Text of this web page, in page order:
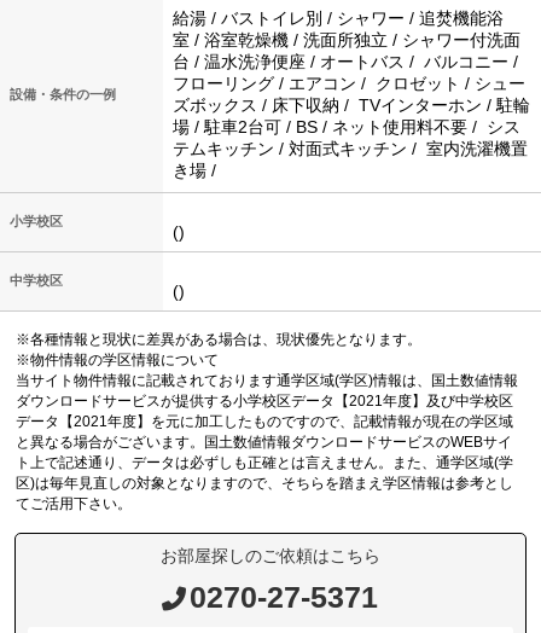
設備・条件の一例
給湯 / バストイレ別 / シャワー / 追焚機能浴
室 / 浴室乾燥機 / 洗面所独立 / シャワー付洗面
台 / 温水洗浄便座 / オートバス / バルコニー /
フローリング / エアコン / クロゼット / シュー
ズボックス / 床下収納 / TVインターホン / 駐輪
場 / 駐車2台可 / BS / ネット使用料不要 / シス
テムキッチン / 対面式キッチン / 室内洗濯機置
き場 /
小学校区
()
中学校区
()
※各種情報と現状に差異がある場合は、現状優先となります。
※物件情報の学区情報について
当サイト物件情報に記載されております通学区域(学区)情報は、国土数値情報
ダウンロードサービスが提供する小学校区データ【2021年度】及び中学校区
データ【2021年度】を元に加工したものですので、記載情報が現在の学区域
と異なる場合がございます。国土数値情報ダウンロードサービスのWEBサイ
ト上で記述通り、データは必ずしも正確とは言えません。また、通学区域(学
区)は毎年見直しの対象となりますので、そちらを踏まえ学区情報は参考とし
てご活用下さい。
お部屋探しのご依頼はこちら
0270-27-5371